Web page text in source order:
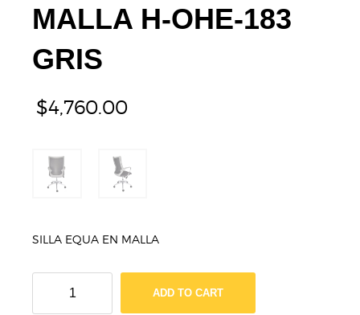
MALLA H-OHE-183
GRIS
$4,760.00
SILLA EQUA EN MALLA
ADD TO CART